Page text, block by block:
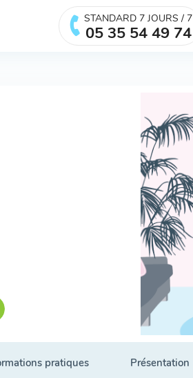
STANDARD 7 JOURS / 7
05 35 54 49 74
pratiques Présentation